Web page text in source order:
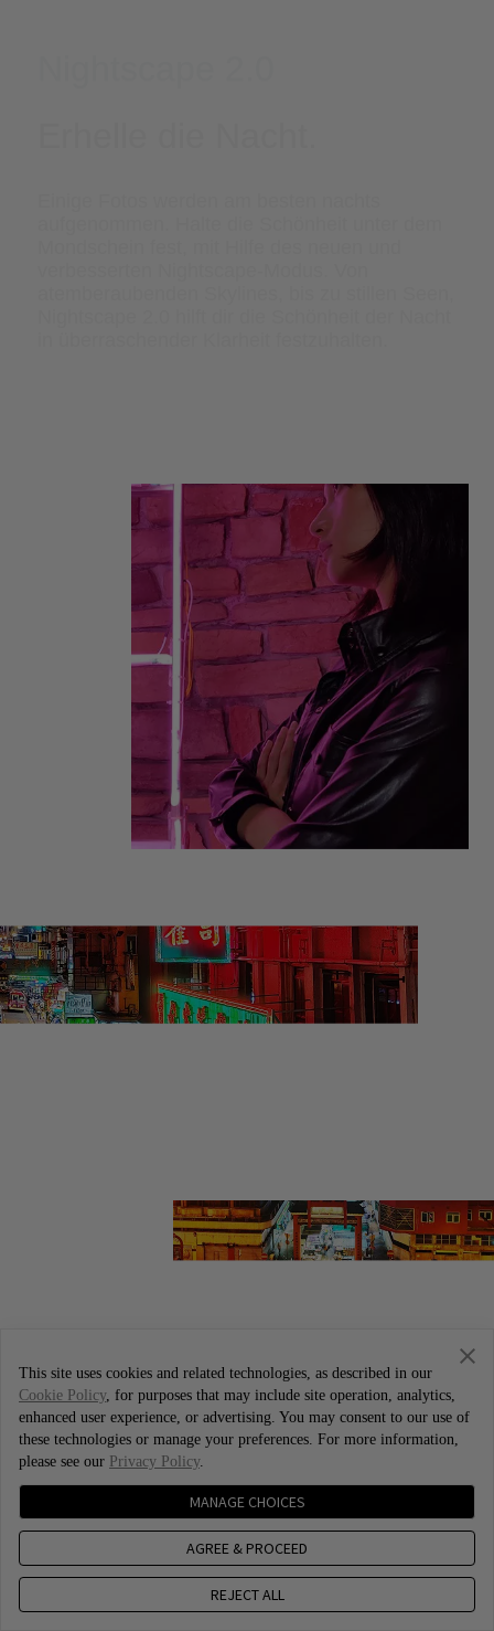
This site uses cookies and related technologies, as described in our
Cookie Policy, for purposes that may include site operation, analytics,
enhanced user experience, or advertising. You may consent to our use of
these technologies or manage your preferences. For more information,
please see our Privacy Policy.
MANAGE CHOICES
AGREE & PROCEED
REJECT ALL